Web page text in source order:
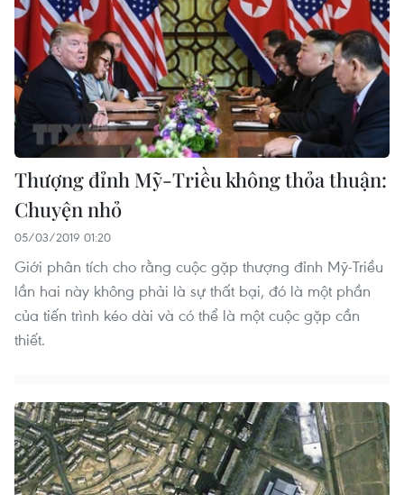
Thượng đỉnh Mỹ-Triều không thỏa thuận:
Chuyện nhỏ
05/03/2019 01:20
Giới phân tích cho rằng cuộc gặp thượng đỉnh Mỹ-Triều
lần hai này không phải là sự thất bại, đó là một phần
của tiến trình kéo dài và có thể là một cuộc gặp cần
thiết.